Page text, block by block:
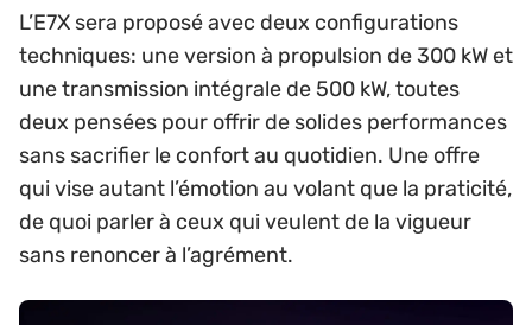
L’E7X sera proposé avec deux configurations
techniques: une version à propulsion de 300 kW et
une transmission intégrale de 500 kW, toutes
deux pensées pour offrir de solides performances
sans sacrifier le confort au quotidien. Une offre
qui vise autant l’émotion au volant que la praticité,
de quoi parler à ceux qui veulent de la vigueur
sans renoncer à l’agrément.